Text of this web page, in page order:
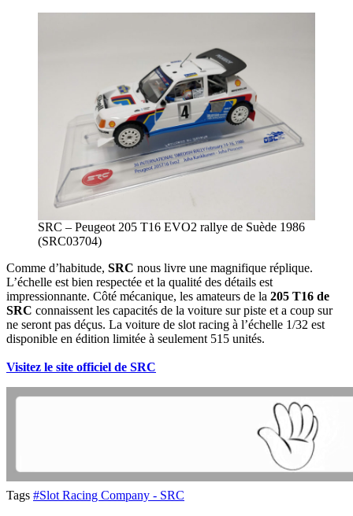
SRC – Peugeot 205 T16 EVO2 rallye de Suède 1986
(SRC03704)
Comme d’habitude, SRC nous livre une magnifique réplique.
L’échelle est bien respectée et la qualité des détails est
impressionnante. Côté mécanique, les amateurs de la 205 T16 de
SRC connaissent les capacités de la voiture sur piste et a coup sur
ne seront pas déçus. La voiture de slot racing à l’échelle 1/32 est
disponible en édition limitée à seulement 515 unités.
Visitez le site officiel de SRC
Tags #Slot Racing Company - SRC